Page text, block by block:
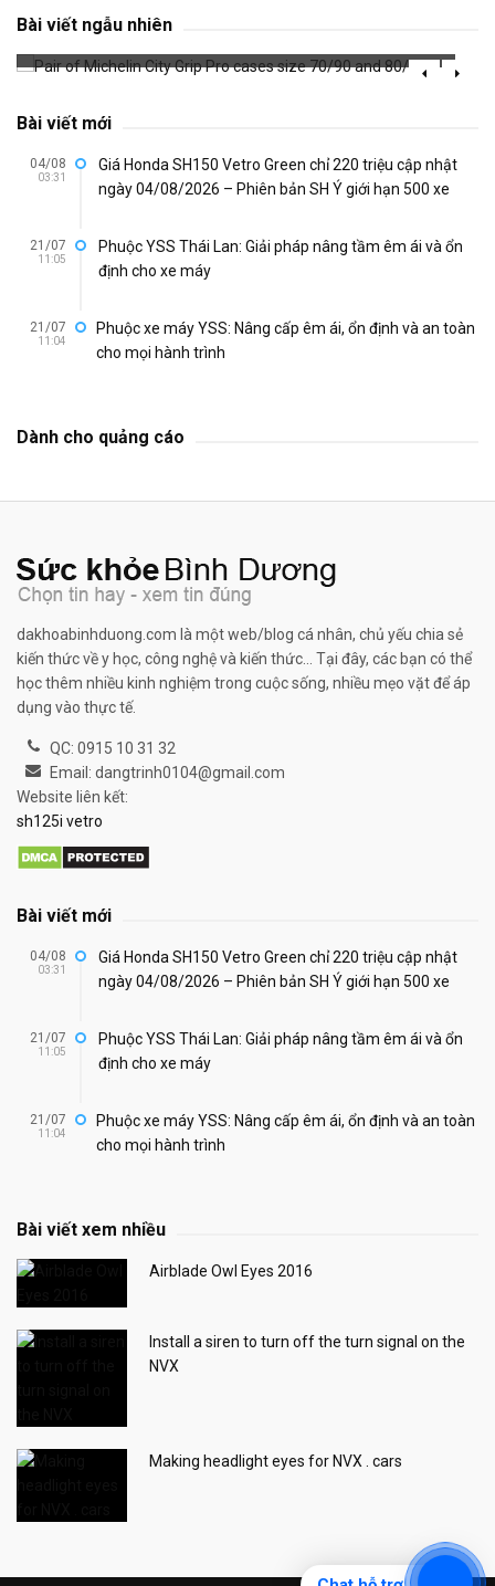
Bài viết ngẫu nhiên
70/90 and 80/90-17
Bài viết mới
04/08
03:31
Giá Honda SH150 Vetro Green chỉ 220 triệu cập nhật
ngày 04/08/2026 – Phiên bản SH Ý giới hạn 500 xe
21/07
11:05
Phuộc YSS Thái Lan: Giải pháp nâng tầm êm ái và ổn
định cho xe máy
21/07
11:04
Phuộc xe máy YSS: Nâng cấp êm ái, ổn định và an toàn
cho mọi hành trình
Dành cho quảng cáo
dakhoabinhduong.com là một web/blog cá nhân, chủ yếu chia sẻ
kiến thức về y học, công nghệ và kiến thức... Tại đây, các bạn có thể
học thêm nhiều kinh nghiệm trong cuộc sống, nhiều mẹo vặt để áp
dụng vào thực tế.
QC: 0915 10 31 32
Email: dangtrinh0104@gmail.com
Website liên kết:
sh125i vetro
Bài viết mới
04/08
03:31
Giá Honda SH150 Vetro Green chỉ 220 triệu cập nhật
ngày 04/08/2026 – Phiên bản SH Ý giới hạn 500 xe
21/07
11:05
Phuộc YSS Thái Lan: Giải pháp nâng tầm êm ái và ổn
định cho xe máy
21/07
11:04
Phuộc xe máy YSS: Nâng cấp êm ái, ổn định và an toàn
cho mọi hành trình
Bài viết xem nhiều
Airblade Owl Eyes 2016
Install a siren to turn off the turn signal on the
NVX
Making headlight eyes for NVX . cars